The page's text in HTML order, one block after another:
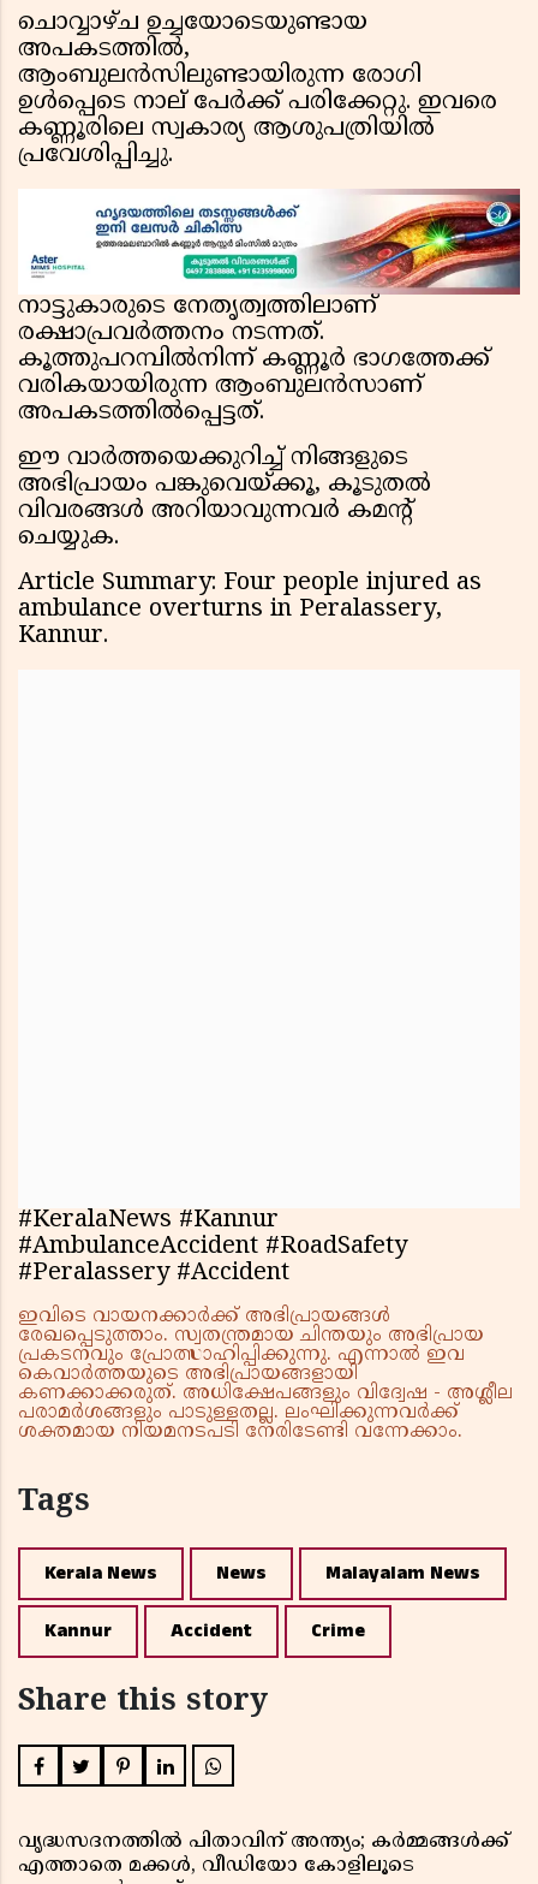
ചൊവ്വാഴ്ച ഉച്ചയോടെയുണ്ടായ
അപകടത്തിൽ,
ആംബുലൻസിലുണ്ടായിരുന്ന രോഗി
ഉൾപ്പെടെ നാല് പേർക്ക് പരിക്കേറ്റു. ഇവരെ
കണ്ണൂരിലെ സ്വകാര്യ ആശുപത്രിയിൽ
പ്രവേശിപ്പിച്ചു.
നാട്ടുകാരുടെ നേതൃത്വത്തിലാണ്
രക്ഷാപ്രവർത്തനം നടന്നത്.
കൂത്തുപറമ്പിൽനിന്ന് കണ്ണൂർ ഭാഗത്തേക്ക്
വരികയായിരുന്ന ആംബുലൻസാണ്
അപകടത്തിൽപ്പെട്ടത്.
ഈ വാർത്തയെക്കുറിച്ച് നിങ്ങളുടെ
അഭിപ്രായം പങ്കുവെയ്ക്കൂ, കൂടുതൽ
വിവരങ്ങൾ അറിയാവുന്നവർ കമൻ്റ്
ചെയ്യുക.
Article Summary: Four people injured as
ambulance overturns in Peralassery,
Kannur.
#KeralaNews #Kannur
#AmbulanceAccident #RoadSafety
#Peralassery #Accident
ഇവിടെ വായനക്കാർക്ക് അഭിപ്രായങ്ങൾ
രേഖപ്പെടുത്താം. സ്വതന്ത്രമായ ചിന്തയും അഭിപ്രായ
പ്രകടനവും പ്രോത്സാഹിപ്പിക്കുന്നു. എന്നാൽ ഇവ
കെവാർത്തയുടെ അഭിപ്രായങ്ങളായി
കണക്കാക്കരുത്. അധിക്ഷേപങ്ങളും വിദ്വേഷ - അശ്ലീല
പരാമർശങ്ങളും പാടുള്ളതല്ല. ലംഘിക്കുന്നവർക്ക്
ശക്തമായ നിയമനടപടി നേരിടേണ്ടി വന്നേക്കാം.
Tags
Kerala News News Malayalam News
Kannur Accident Crime
Share this story
വൃദ്ധസദനത്തിൽ പിതാവിന് അന്ത്യം; കർമ്മങ്ങൾക്ക്
എത്താതെ മക്കൾ, വീഡിയോ കോളിലൂടെ